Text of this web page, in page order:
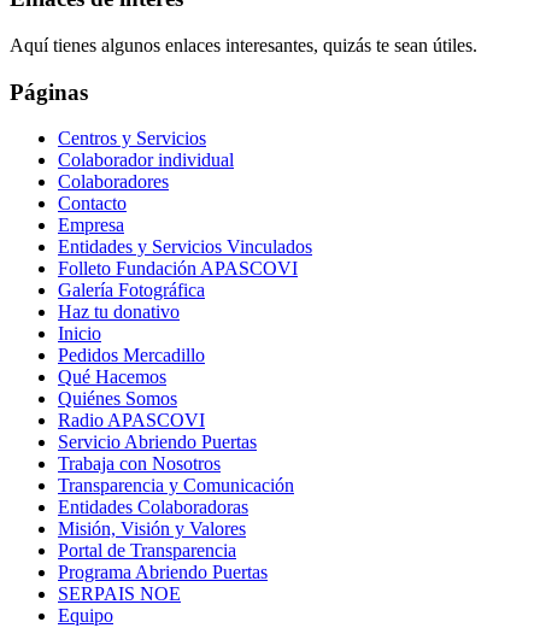
Aquí tienes algunos enlaces interesantes, quizás te sean útiles.
Páginas
Centros y Servicios
Colaborador individual
Colaboradores
Contacto
Empresa
Entidades y Servicios Vinculados
Folleto Fundación APASCOVI
Galería Fotográfica
Haz tu donativo
Inicio
Pedidos Mercadillo
Qué Hacemos
Quiénes Somos
Radio APASCOVI
Servicio Abriendo Puertas
Trabaja con Nosotros
Transparencia y Comunicación
Entidades Colaboradoras
Misión, Visión y Valores
Portal de Transparencia
Programa Abriendo Puertas
SERPAIS NOE
Equipo